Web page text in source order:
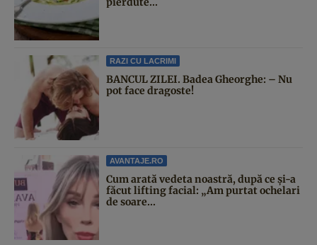
RAZI CU LACRIMI
BANCUL ZILEI. Badea Gheorghe: – Nu
pot face dragoste!
AVANTAJE.RO
Cum arată vedeta noastră, după ce și-a
făcut lifting facial: „Am purtat ochelari
de soare...